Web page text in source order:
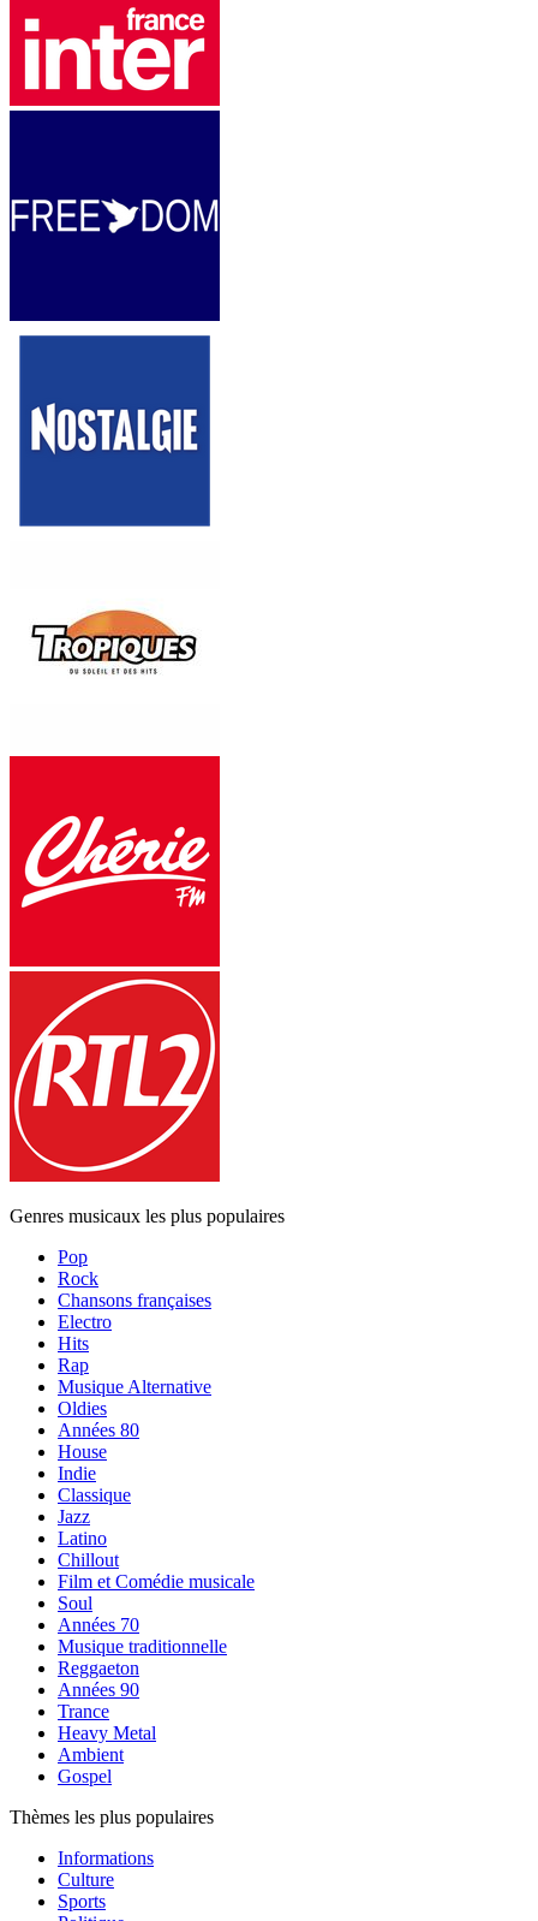
Genres musicaux les plus populaires
Pop
Rock
Chansons françaises
Electro
Hits
Rap
Musique Alternative
Oldies
Années 80
House
Indie
Classique
Jazz
Latino
Chillout
Film et Comédie musicale
Soul
Années 70
Musique traditionnelle
Reggaeton
Années 90
Trance
Heavy Metal
Ambient
Gospel
Thèmes les plus populaires
Informations
Culture
Sports